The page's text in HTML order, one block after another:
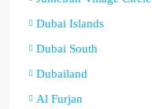
Dubai Islands
Dubai South
Dubailand
Al Furjan